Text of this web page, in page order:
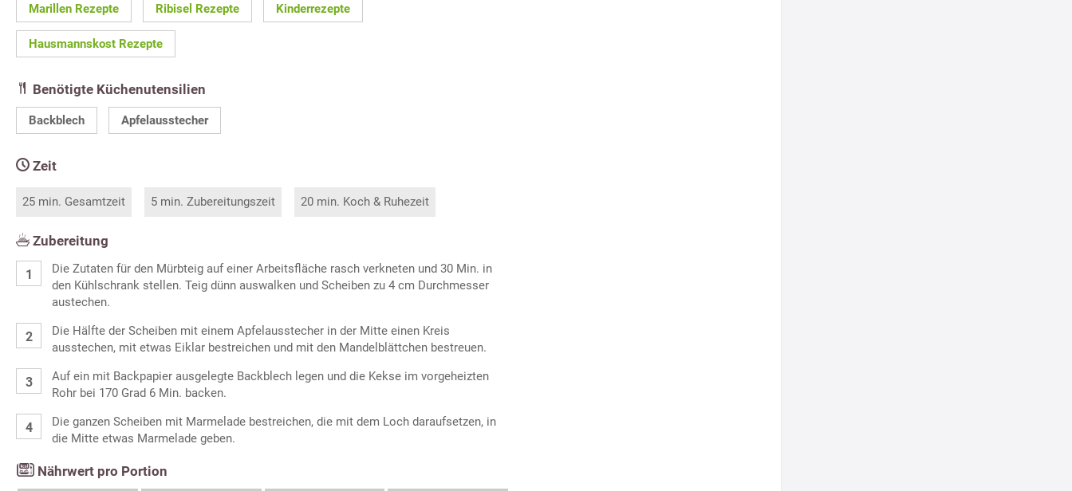
Marillen Rezepte Ribisel Rezepte Kinderrezepte
Hausmannskost Rezepte
Benötigte Küchenutensilien
Backblech Apfelausstecher
Zeit
25 min. Gesamtzeit 5 min. Zubereitungszeit 20 min. Koch & Ruhezeit
Zubereitung
Die Zutaten für den Mürbteig auf einer Arbeitsfläche rasch verkneten und 30 Min. in
den Kühlschrank stellen. Teig dünn auswalken und Scheiben zu 4 cm Durchmesser
austechen.
Die Hälfte der Scheiben mit einem Apfelausstecher in der Mitte einen Kreis
ausstechen, mit etwas Eiklar bestreichen und mit den Mandelblättchen bestreuen.
Auf ein mit Backpapier ausgelegte Backblech legen und die Kekse im vorgeheizten
Rohr bei 170 Grad 6 Min. backen.
Die ganzen Scheiben mit Marmelade bestreichen, die mit dem Loch daraufsetzen, in
die Mitte etwas Marmelade geben.
Nährwert pro Portion